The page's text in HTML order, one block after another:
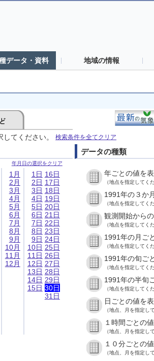
データ・資料 地域の情報
てください。 検索条件を全てクリア
年月日の選択をクリア
1月
2月
3月
4月
5月
6月
7月
8月
9月
10月
11月
12月
1日
2日
3日
4日
5日
6日
7日
8日
9日
10日
11日
12日
13日
14日
15日
16日
17日
18日
19日
20日
21日
22日
23日
24日
25日
26日
27日
28日
29日
30日
31日
データの種類
年ごとの値を
（地点を指定してく
1991年の３か
（地点を指定してく
観測開始から
（地点を指定してく
1991年の月ご
（地点を指定してく
1991年の旬ご
（地点を指定してく
1991年の半旬
（地点を指定してく
日ごとの値を
（地点、月を指定し
１時間ごとの
（地点、月を指定し
１０分ごとの
（地点、月を指定し